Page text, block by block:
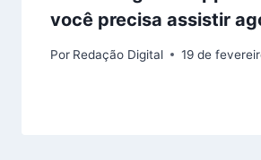
você precisa assistir
Por Redação Digital 19 de